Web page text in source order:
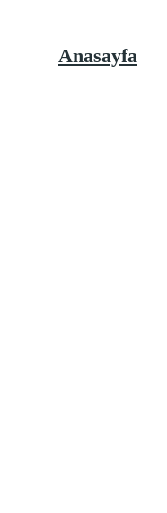
Anasayfa